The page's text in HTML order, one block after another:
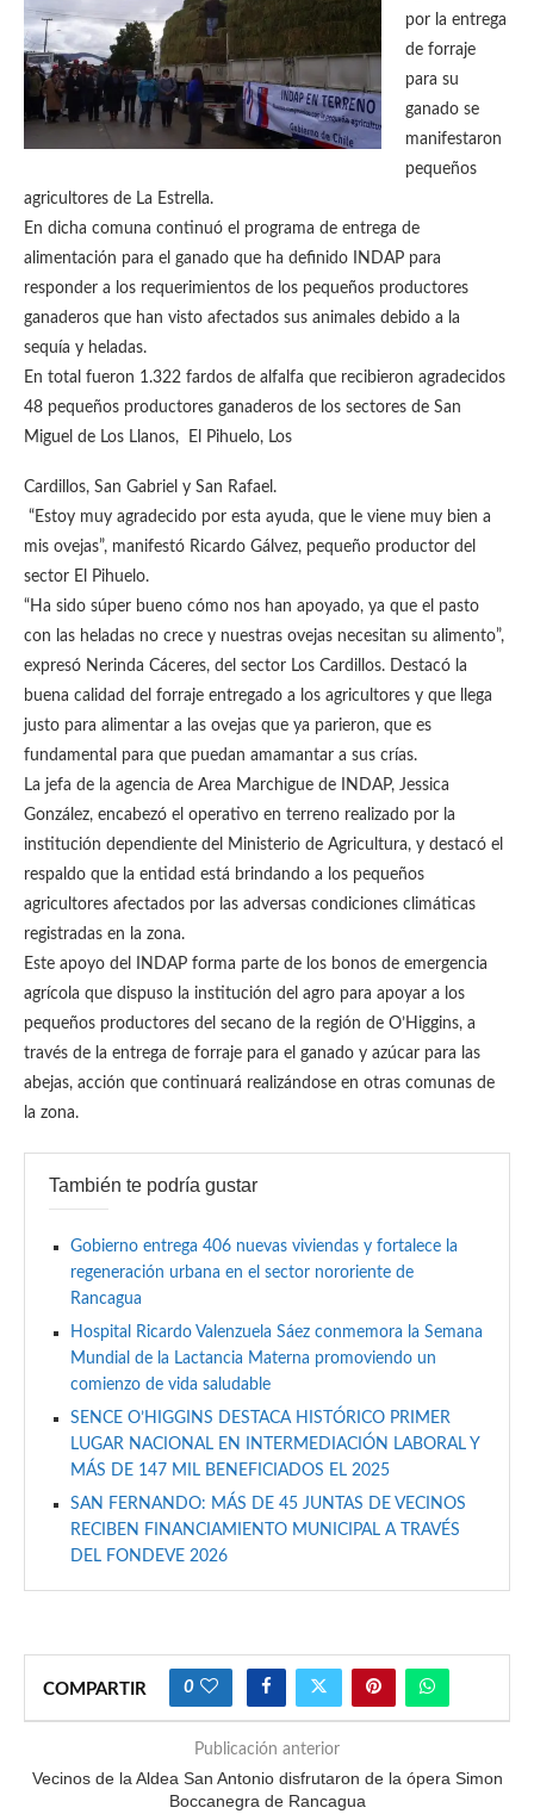
por la entrega
de forraje
para su
ganado se
manifestaron
pequeños
agricultores de La Estrella.
En dicha comuna continuó el programa de entrega de
alimentación para el ganado que ha definido INDAP para
responder a los requerimientos de los pequeños productores
ganaderos que han visto afectados sus animales debido a la
sequía y heladas.
En total fueron 1.322 fardos de alfalfa que recibieron agradecidos
48 pequeños productores ganaderos de los sectores de San
Miguel de Los Llanos, El Pihuelo, Los
Cardillos, San Gabriel y San Rafael.
“Estoy muy agradecido por esta ayuda, que le viene muy bien a
mis ovejas”, manifestó Ricardo Gálvez, pequeño productor del
sector El Pihuelo.
“Ha sido súper bueno cómo nos han apoyado, ya que el pasto
con las heladas no crece y nuestras ovejas necesitan su alimento”,
expresó Nerinda Cáceres, del sector Los Cardillos. Destacó la
buena calidad del forraje entregado a los agricultores y que llega
justo para alimentar a las ovejas que ya parieron, que es
fundamental para que puedan amamantar a sus crías.
La jefa de la agencia de Area Marchigue de INDAP, Jessica
González, encabezó el operativo en terreno realizado por la
institución dependiente del Ministerio de Agricultura, y destacó el
respaldo que la entidad está brindando a los pequeños
agricultores afectados por las adversas condiciones climáticas
registradas en la zona.
Este apoyo del INDAP forma parte de los bonos de emergencia
agrícola que dispuso la institución del agro para apoyar a los
pequeños productores del secano de la región de O’Higgins, a
través de la entrega de forraje para el ganado y azúcar para las
abejas, acción que continuará realizándose en otras comunas de
la zona.
También te podría gustar
Gobierno entrega 406 nuevas viviendas y fortalece la
regeneración urbana en el sector nororiente de
Rancagua
Hospital Ricardo Valenzuela Sáez conmemora la Semana
Mundial de la Lactancia Materna promoviendo un
comienzo de vida saludable
SENCE O’HIGGINS DESTACA HISTÓRICO PRIMER
LUGAR NACIONAL EN INTERMEDIACIÓN LABORAL Y
MÁS DE 147 MIL BENEFICIADOS EL 2025
SAN FERNANDO: MÁS DE 45 JUNTAS DE VECINOS
RECIBEN FINANCIAMIENTO MUNICIPAL A TRAVÉS
DEL FONDEVE 2026
COMPARTIR 0
Publicación anterior
Vecinos de la Aldea San Antonio disfrutaron de la ópera Simon
Boccanegra de Rancagua